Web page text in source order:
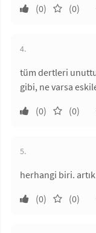
(0)
(0)
4.
tüm dertleri
gibi, ne varsa
(0)
(0)
5.
herhangi biri. artık
(0)
(0)